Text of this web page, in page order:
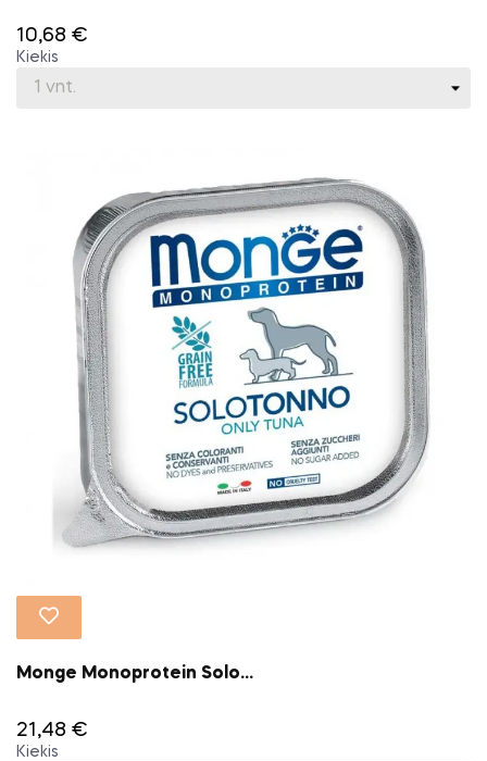
10,68 €
Kiekis
Monge Monoprotein Solo...
21,48 €
Kiekis